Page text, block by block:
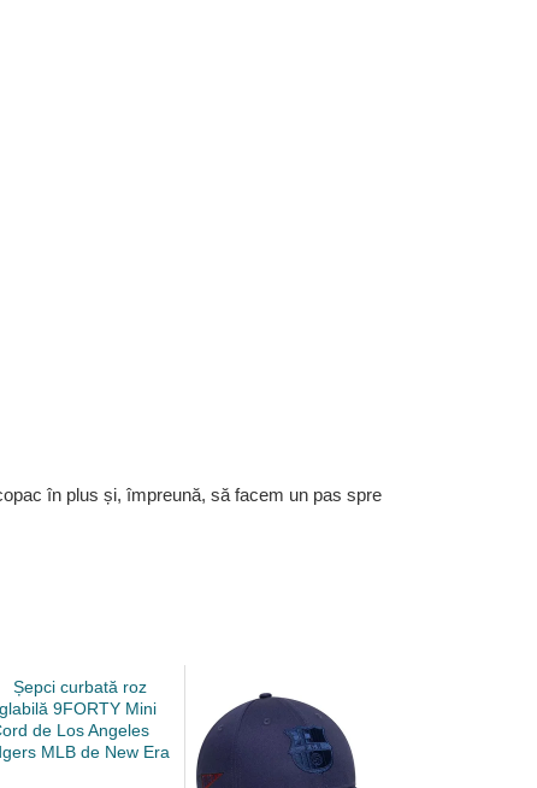
în plus și, împreună, să facem un pas spre